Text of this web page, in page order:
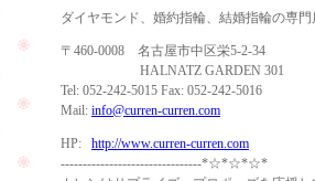
ダイヤモンド、婚約指輪、結婚指輪の専門
〒460-0008 名古屋市中区栄5-2-34
HALNATZ GARDEN 301
Tel: 052-242-5015 Fax: 052-242-5016
Mail: info@curren-curren.com
HP: http://www.curren-curren.com
--------------------------------*☆*☆*☆*